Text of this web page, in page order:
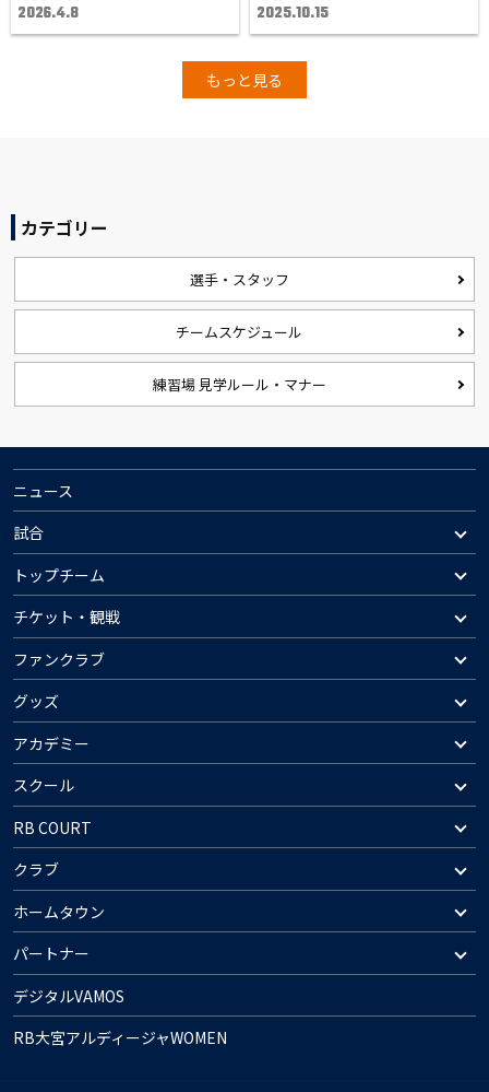
2026.4.8 2025.10.15
もっと見る
カテゴリー
選手・スタッフ
チームスケジュール
練習場 見学ルール・マナー
ニュース
試合
トップチーム
チケット・観戦
ファンクラブ
グッズ
アカデミー
スクール
RB COURT
クラブ
ホームタウン
パートナー
デジタルVAMOS
RB大宮アルディージャWOMEN